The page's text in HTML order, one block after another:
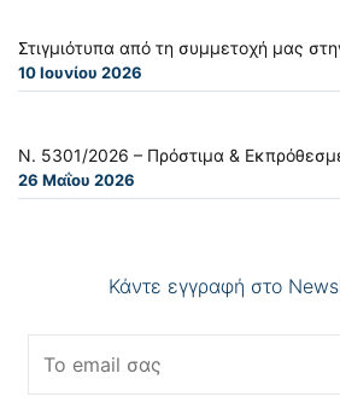
Στιγμιότυπα από τη συμμετοχή μας
10 Ιουνίου 2026
Ν. 5301/2026 – Πρόστιμα &
26 Μαΐου 2026
Κάντε εγγραφή στο